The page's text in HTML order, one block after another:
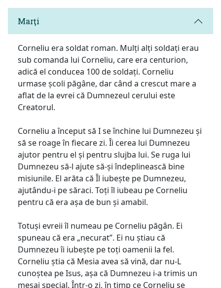
Marţi
Corneliu era soldat roman. Mulți alți soldați erau
sub comanda lui Corneliu, care era centurion,
adică el conducea 100 de soldați. Corneliu
urmase școli păgâne, dar când a crescut mare a
aflat de la evrei că Dumnezeul cerului este
Creatorul.
Corneliu a început să I se închine lui Dumnezeu și
să se roage în fiecare zi. Îi cerea lui Dumnezeu
ajutor pentru el și pentru slujba lui. Se ruga lui
Dumnezeu să-l ajute să-și îndeplinească bine
misiunile. El arăta că Îl iubește pe Dumnezeu,
ajutându-i pe săraci. Toți îl iubeau pe Corneliu
pentru că era așa de bun și amabil.
Totuși evreii îl numeau pe Corneliu păgân. Ei
spuneau că era „necurat”. Ei nu știau că
Dumnezeu îi iubește pe toți oamenii la fel.
Corneliu știa că Mesia avea să vină, dar nu-L
cunoștea pe Isus, așa că Dumnezeu i-a trimis un
mesaj special. Într-o zi, în timp ce Corneliu se